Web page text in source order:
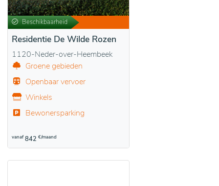
Beschikbaarheid
Residentie De Wilde Rozen
1120-Neder-over-Heembeek
Groene gebieden
Openbaar vervoer
Winkels
Bewonersparking
vanaf 842 €/maand